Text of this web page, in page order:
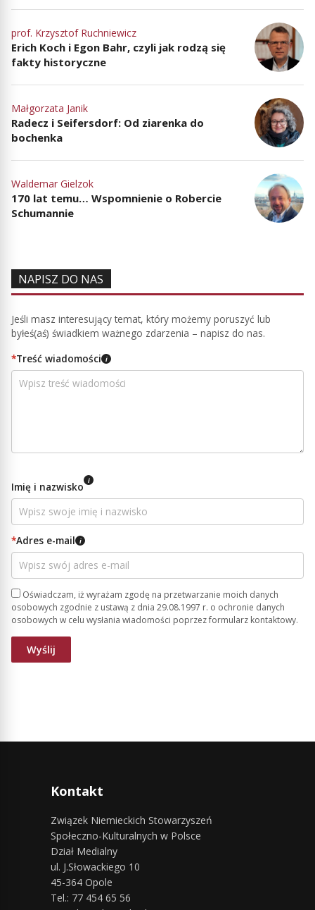
prof. Krzysztof Ruchniewicz
Erich Koch i Egon Bahr, czyli jak rodzą się
fakty historyczne
Małgorzata Janik
Radecz i Seifersdorf: Od ziarenka do
bochenka
Waldemar Gielzok
170 lat temu… Wspomnienie o Robercie
Schumannie
NAPISZ DO NAS
Jeśli masz interesujący temat, który możemy poruszyć lub
byłeś(aś) świadkiem ważnego zdarzenia – napisz do nas.
*Treść wiadomości i
Imię i nazwisko i
*Adres e-mail i
Oświadczam, iż wyrażam zgodę na przetwarzanie moich danych
osobowych zgodnie z ustawą z dnia 29.08.1997 r. o ochronie danych
osobowych w celu wysłania wiadomości poprzez formularz kontaktowy.
Kontakt
Związek Niemieckich Stowarzyszeń
Społeczno-Kulturalnych w Polsce
Dział Medialny
ul. J.Słowackiego 10
45-364 Opole
Tel.: 77 454 65 56